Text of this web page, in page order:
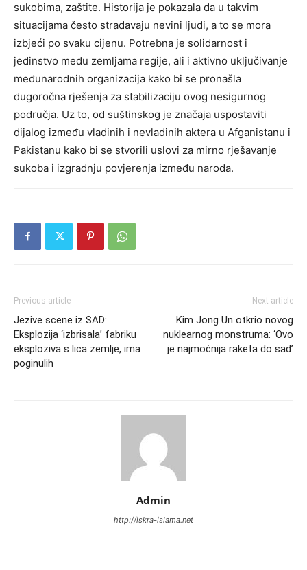
sukobima, zaštite. Historija je pokazala da u takvim
situacijama često stradavaju nevini ljudi, a to se mora
izbjeći po svaku cijenu. Potrebna je solidarnost i
jedinstvo među zemljama regije, ali i aktivno uključivanje
međunarodnih organizacija kako bi se pronašla
dugoročna rješenja za stabilizaciju ovog nesigurnog
područja. Uz to, od suštinskog je značaja uspostaviti
dijalog između vladinih i nevladinih aktera u Afganistanu i
Pakistanu kako bi se stvorili uslovi za mirno rješavanje
sukoba i izgradnju povjerenja između naroda.
Previous article
Jezive scene iz SAD:
Eksplozija ‘izbrisala’ fabriku
eksploziva s lica zemlje, ima
poginulih
Next article
Kim Jong Un otkrio novog
nuklearnog monstruma: ‘Ovo
je najmoćnija raketa do sad’
Admin
http://iskra-islama.net